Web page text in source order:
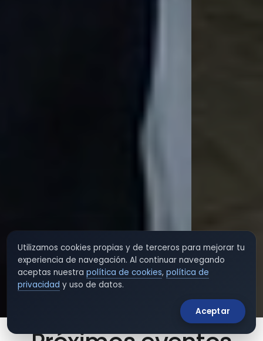
Utilizamos cookies propias y de terceros para mejorar tu
experiencia de navegación. Al continuar navegando
aceptas nuestra política de cookies, política de
privacidad y uso de datos.
Aceptar